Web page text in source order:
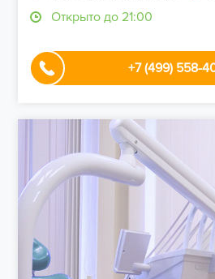
Открыто до 21:00
+7 (499) 558-